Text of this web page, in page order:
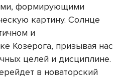
формирующими
картину. Солнце
и
Козерога, призывая нас
целей и дисциплине.
в новаторский